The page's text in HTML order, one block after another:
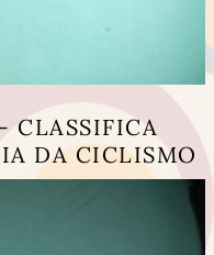
CLASSIFICA
DA CICLISMO